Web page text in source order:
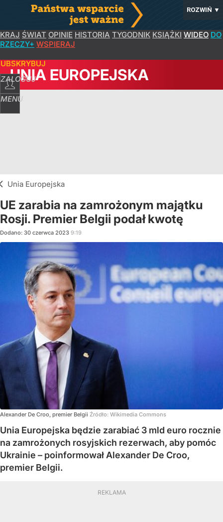
ROZWIŃ ▼
KRAJ ŚWIAT OPINIE HISTORIA TYGODNIK KSIĄŻKI WIDEO DO
RZECZY+ WSPIERAJ
ZALOGUJ
MENU
UNIA EUROPEJSKA
Unia Europejska
UE zarabia na zamrożonym majątku
Rosji. Premier Belgii podał kwotę
Dodano: 30 czerwca 2023 9:19
Alexander De Croo, premier Belgii Źródło: Wikimedia Commons
Unia Europejska będzie zarabiać 3 mld euro rocznie
na zamrożonych rosyjskich rezerwach, aby pomóc
Ukrainie – poinformował Alexander De Croo,
premier Belgii.